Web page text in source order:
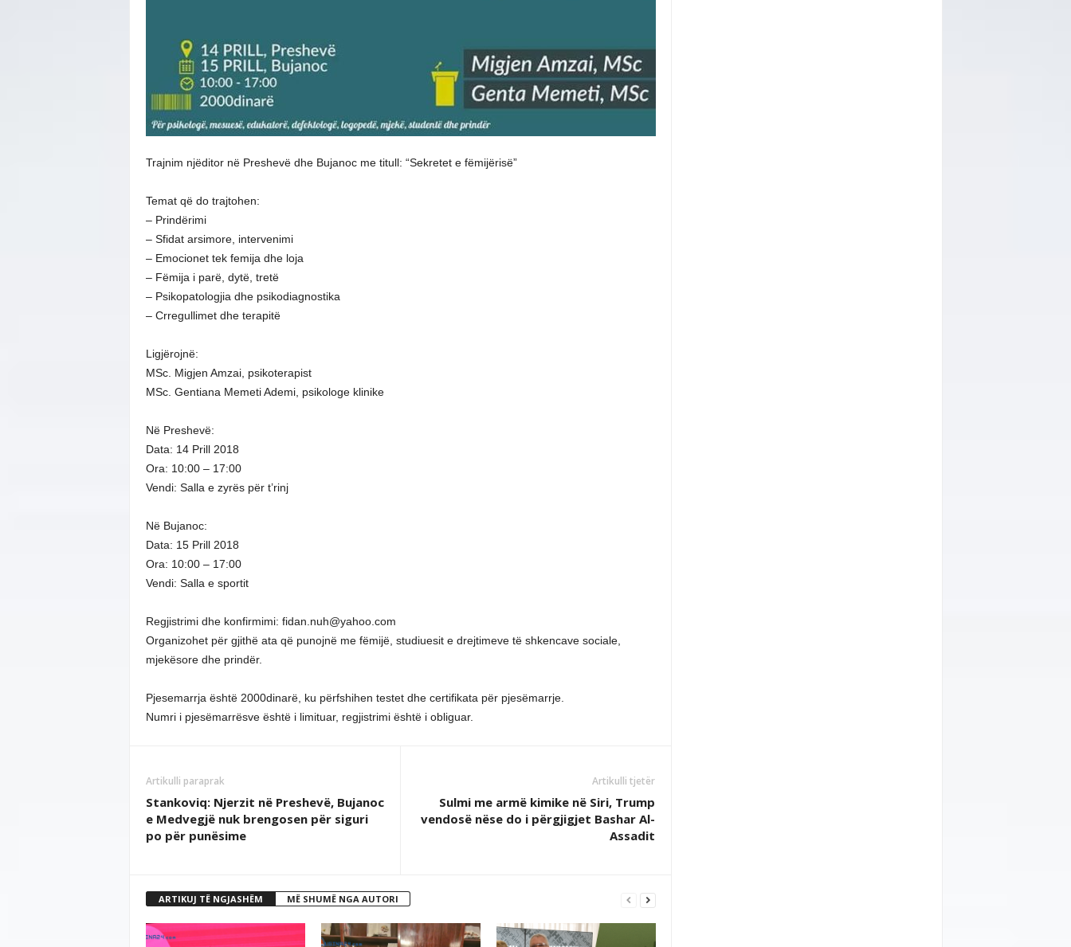
Trajnim njëditor në Preshevë dhe Bujanoc me titull: “Sekretet e fëmijërisë”
Temat që do trajtohen:
– Prindërimi
– Sfidat arsimore, intervenimi
– Emocionet tek femija dhe loja
– Fëmija i parë, dytë, tretë
– Psikopatologjia dhe psikodiagnostika
– Crregullimet dhe terapitë
Ligjërojnë:
MSc. Migjen Amzai, psikoterapist
MSc. Gentiana Memeti Ademi, psikologe klinike
Në Preshevë:
Data: 14 Prill 2018
Ora: 10:00 – 17:00
Vendi: Salla e zyrës për t’rinj
Në Bujanoc:
Data: 15 Prill 2018
Ora: 10:00 – 17:00
Vendi: Salla e sportit
Regjistrimi dhe konfirmimi: fidan.nuh@yahoo.com
Organizohet për gjithë ata që punojnë me fëmijë, studiuesit e drejtimeve të shkencave sociale,
mjekësore dhe prindër.
Pjesemarrja është 2000dinarë, ku përfshihen testet dhe certifikata për pjesëmarrje.
Numri i pjesëmarrësve është i limituar, regjistrimi është i obliguar.
Artikulli paraprak
Stankoviq: Njerzit në Preshevë, Bujanoc
e Medvegjë nuk brengosen për siguri
po për punësime
Artikulli tjetër
Sulmi me armë kimike në Siri, Trump
vendosë nëse do i përgjigjet Bashar Al-
Assadit
ARTIKUJ TË NGJASHËM MË SHUMË NGA AUTORI